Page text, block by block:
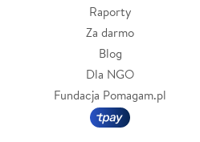
Raporty
Za darmo
Blog
Dla NGO
Fundacja Pomagam.pl